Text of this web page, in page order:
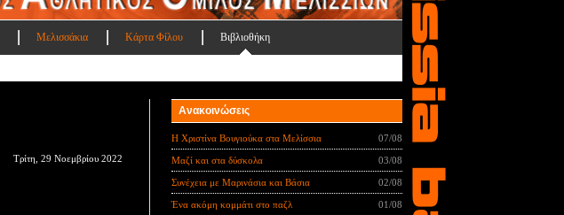
Μελισσάκια Κάρτα Φίλου Βιβλιοθήκη
Τρίτη, 29 Νοεμβρίου 2022
Ανακοινώσεις
Η Χριστίνα Βουγιούκα στα Μελίσσια 07/08
Μαζί και στα δύσκολα 03/08
Συνέχεια με Μαρινάσια και Βάσια 02/08
Ένα ακόμη κομμάτι στο παζλ 01/08